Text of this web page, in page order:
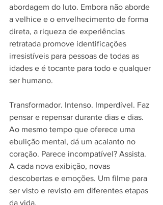
abordagem do luto. Embora não aborde
a velhice e o envelhecimento de forma
direta, a riqueza de experiências
retratada promove identificações
irresistíveis para pessoas de todas as
idades e é tocante para todo e qualquer
ser humano.
Transformador. Intenso. Imperdível. Faz
pensar e repensar durante dias e dias.
Ao mesmo tempo que oferece uma
ebulição mental, dá um acalanto no
coração. Parece incompatível? Assista.
A cada nova exibição, novas
descobertas e emoções. Um filme para
ser visto e revisto em diferentes etapas
da vida.